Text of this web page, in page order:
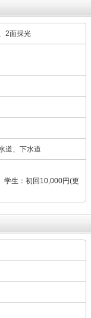
2面採光
道、下水道
生：初回10,000円(更